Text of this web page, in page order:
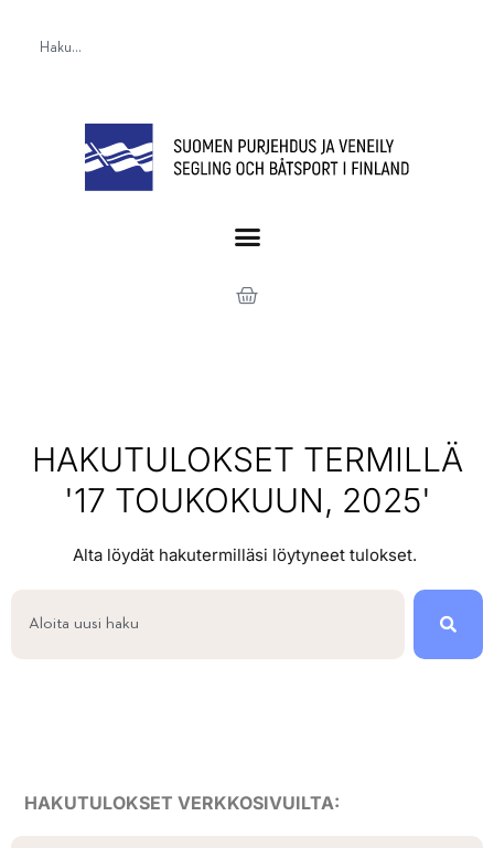
HAKUTULOKSET TERMILLÄ
'17 TOUKOKUUN, 2025'
Alta löydät hakutermilläsi löytyneet tulokset.
HAKUTULOKSET VERKKOSIVUILTA: